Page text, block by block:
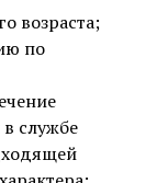
возраста;
по
службе